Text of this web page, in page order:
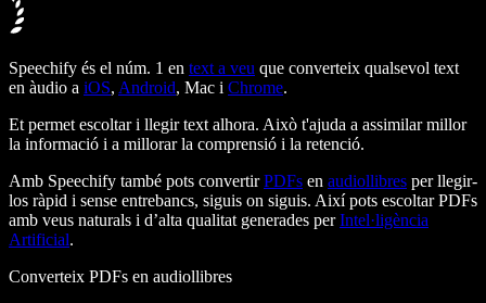
Speechify és el núm. 1 en text a veu que converteix qualsevol text
en àudio a iOS, Android, Mac i Chrome.
Et permet escoltar i llegir text alhora. Això t'ajuda a assimilar millor
la informació i a millorar la comprensió i la retenció.
Amb Speechify també pots convertirPDFs en audiollibres per llegir-
los ràpid i sense entrebancs, siguis on siguis. Així pots escoltar PDFs
amb veus naturals i d’alta qualitat generades perIntel·ligència
Artificial.
Converteix PDFs en audiollibres